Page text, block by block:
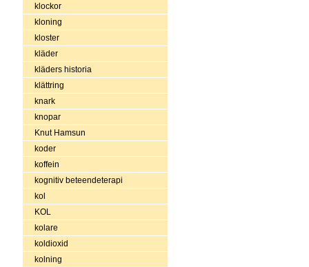
klockor
kloning
kloster
kläder
kläders historia
klättring
knark
knopar
Knut Hamsun
koder
koffein
kognitiv beteendeterapi
kol
KOL
kolare
koldioxid
kolning